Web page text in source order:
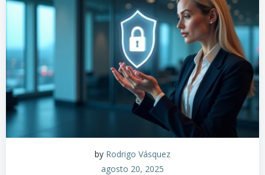
by Rodrigo Vásquez
agosto 20, 2025